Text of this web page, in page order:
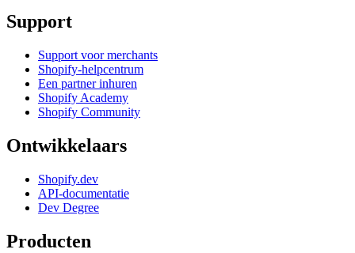
Support
Support voor merchants
Shopify-helpcentrum
Een partner inhuren
Shopify Academy
Shopify Community
Ontwikkelaars
Shopify.dev
API-documentatie
Dev Degree
Producten